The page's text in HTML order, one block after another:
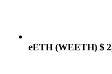
eETH(WEETH) $